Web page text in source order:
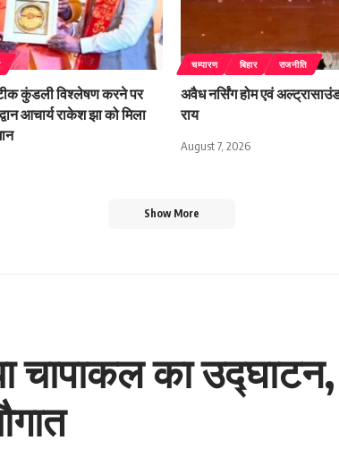
कुंडली विश्लेषण करने पर
आचार्य राकेश झा को मिला
चम्पारण बिहार राजनीति
अवैध नर्सिंग होम एवं
राय
August 7, 2026
Show More
चापाकल का